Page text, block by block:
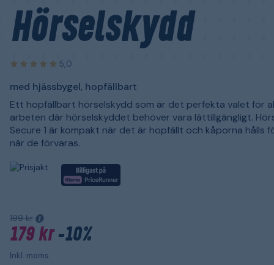
Hörselskydd
5,0
med hjässbygel, hopfällbart
Ett hopfällbart hörselskydd som är det perfekta valet för
arbeten där hörselskyddet behöver vara lättillgängligt.
Secure 1 är kompakt när det är hopfällt och kåporna hålls
när de förvaras.
199 kr
179 kr-10%
Inkl. moms